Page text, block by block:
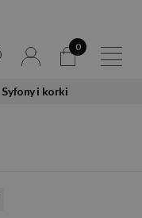
0
Syfony i korki